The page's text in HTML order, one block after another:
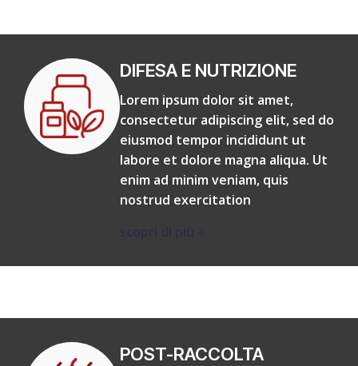
DIFESA E NUTRIZIONE
Lorem ipsum dolor sit amet,
consectetur adipiscing elit, sed do
eiusmod tempor incididunt ut
labore et dolore magna aliqua. Ut
enim ad minim veniam, quis
nostrud exercitation
POST-RACCOLTA